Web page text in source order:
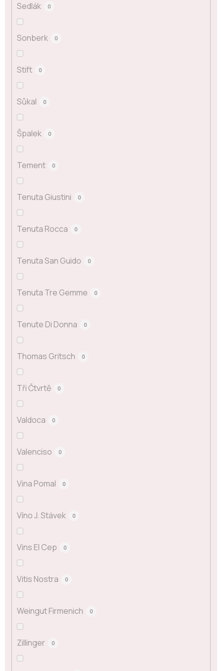
Sedlák 0
Sonberk 0
Stift 0
Sůkal 0
Špalek 0
Tement 0
Tenuta Giustini 0
Tenuta Rocca 0
Tenuta San Guido 0
Tenuta Tre Gemme 0
Tenute Di Donna 0
Thomas Gritsch 0
Tři Čtvrtě 0
Valdoca 0
Valenciso 0
Vina Pomal 0
Víno J. Stávek 0
Vins El Cep 0
Vitis Nostra 0
Weingut Firmenich 0
Zillinger 0